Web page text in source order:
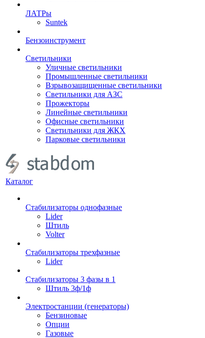
ЛАТРы
Suntek
Бензоинструмент
Светильники
Уличные светильники
Промышленные светильники
Взрывозащищенные светильники
Светильники для АЗС
Прожекторы
Линейные светильники
Офисные светильники
Светильники для ЖКХ
Парковые светильники
Каталог
Стабилизаторы однофазные
Lider
Штиль
Volter
Стабилизаторы трехфазные
Lider
Стабилизаторы 3 фазы в 1
Штиль 3ф/1ф
Электростанции (генераторы)
Бензиновые
Опции
Газовые